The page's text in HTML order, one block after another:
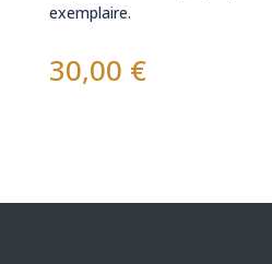
exemplaire.
30,00 €